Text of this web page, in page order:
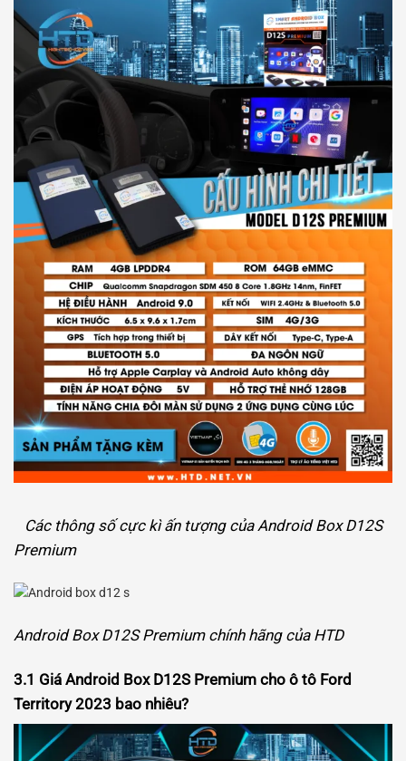
Các thông số cực kì ấn tượng của Android Box D12S
Premium
Android Box D12S Premium chính hãng của HTD
3.1 Giá Android Box D12S Premium cho ô tô Ford
Territory 2023 bao nhiêu?